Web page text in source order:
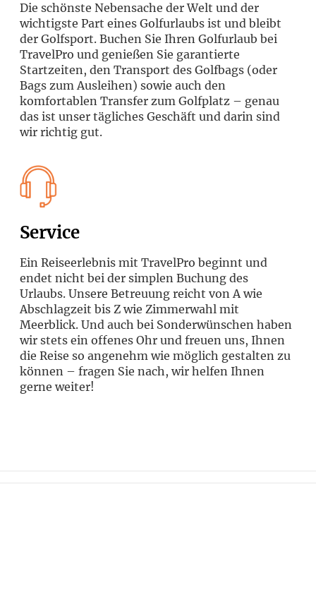
Die schönste Nebensache der Welt und der
wichtigste Part eines Golfurlaubs ist und bleibt
der Golfsport. Buchen Sie Ihren Golfurlaub bei
TravelPro und genießen Sie garantierte
Startzeiten, den Transport des Golfbags (oder
Bags zum Ausleihen) sowie auch den
komfortablen Transfer zum Golfplatz – genau
das ist unser tägliches Geschäft und darin sind
wir richtig gut.
Service
Ein Reiseerlebnis mit TravelPro beginnt und
endet nicht bei der simplen Buchung des
Urlaubs. Unsere Betreuung reicht von A wie
Abschlagzeit bis Z wie Zimmerwahl mit
Meerblick. Und auch bei Sonderwünschen haben
wir stets ein offenes Ohr und freuen uns, Ihnen
die Reise so angenehm wie möglich gestalten zu
können – fragen Sie nach, wir helfen Ihnen
gerne weiter!